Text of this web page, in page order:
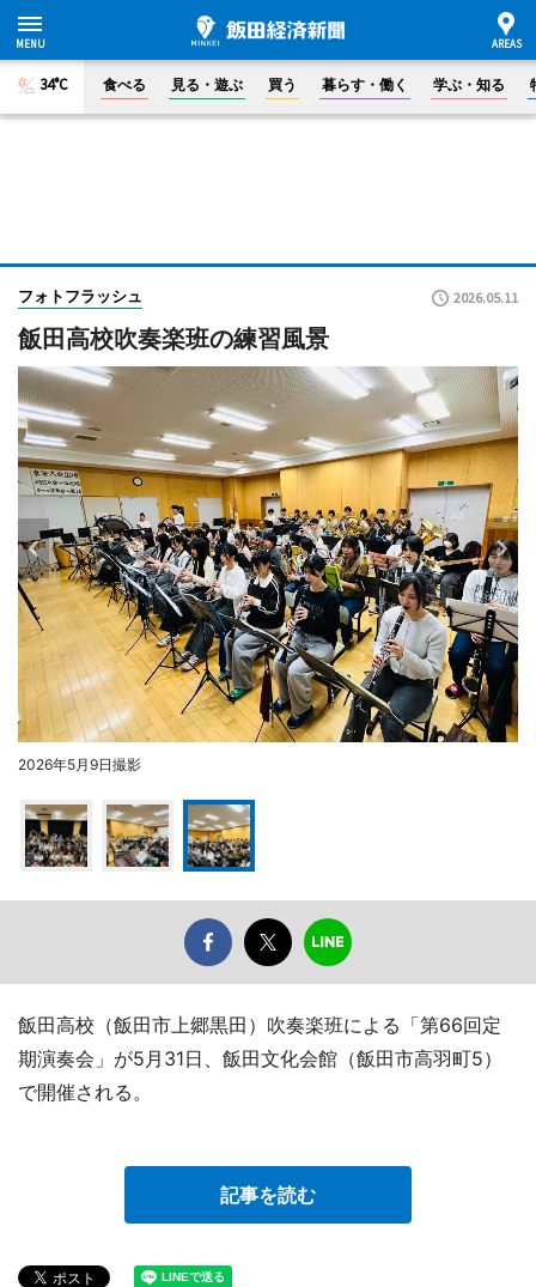
34°C 食べる 見る・遊ぶ 買う 暮らす・働く 学ぶ・知る
フォトフラッシュ 2026.05.11
飯田高校吹奏楽班の練習風景
2026年5月9日撮影
飯田高校（飯田市上郷黒田）吹奏楽班による「第66回定
期演奏会」が5月31日、飯田文化会館（飯田市高羽町5）
で開催される。
記事を読む